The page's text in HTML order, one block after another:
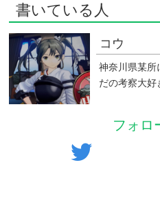
書いている人
コウ
神奈川県某所
だの考察大好
フォロ
twitter